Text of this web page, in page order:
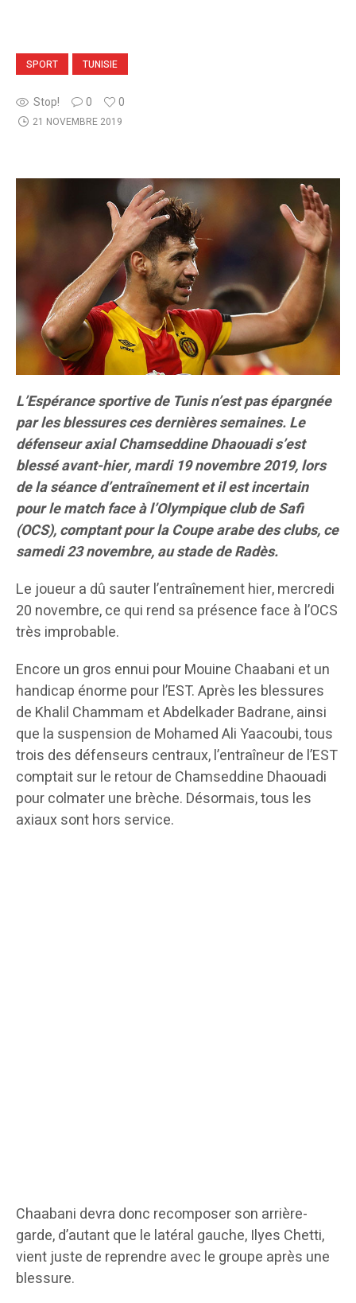
SPORT TUNISIE
Stop! 0 0
21 NOVEMBRE 2019
L’Espérance sportive de Tunis n’est pas épargnée
par les blessures ces dernières semaines. Le
défenseur axial Chamseddine Dhaouadi s’est
blessé avant-hier, mardi 19 novembre 2019, lors
de la séance d’entraînement et il est incertain
pour le match face à l’Olympique club de Safi
(OCS), comptant pour la Coupe arabe des clubs, ce
samedi 23 novembre, au stade de Radès.
Le joueur a dû sauter l’entraînement hier, mercredi
20 novembre, ce qui rend sa présence face à l’OCS
très improbable.
Encore un gros ennui pour Mouine Chaabani et un
handicap énorme pour l’EST. Après les blessures
de Khalil Chammam et Abdelkader Badrane, ainsi
que la suspension de Mohamed Ali Yaacoubi, tous
trois des défenseurs centraux, l’entraîneur de l’EST
comptait sur le retour de Chamseddine Dhaouadi
pour colmater une brèche. Désormais, tous les
axiaux sont hors service.
Chaabani devra donc recomposer son arrière-
garde, d’autant que le latéral gauche, Ilyes Chetti,
vient juste de reprendre avec le groupe après une
blessure.